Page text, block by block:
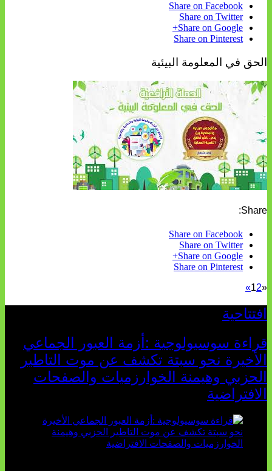
Share on Facebook
Share on Twitter
Share on Google+
Share on Pinterest
الحق في المعلومة البيئية
Share:
Share on Facebook
Share on Twitter
Share on Google+
Share on Pinterest
«
12
»
افتتاحية
قراءة سوسيولوجية :أزمة العبور الجماعي
الأخيرة نحو سبتة تكشف عن موت التاطير
الحزبي وهيمنة الخوارزميات والصفحات
الافتراضية